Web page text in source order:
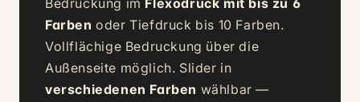
Bedruckung im Flexodruck mit bis zu 6
Farben oder Tiefdruck bis 10 Farben.
Vollflächige Bedruckung über die
Außenseite möglich. Slider in
verschiedenen Farben wählbar —